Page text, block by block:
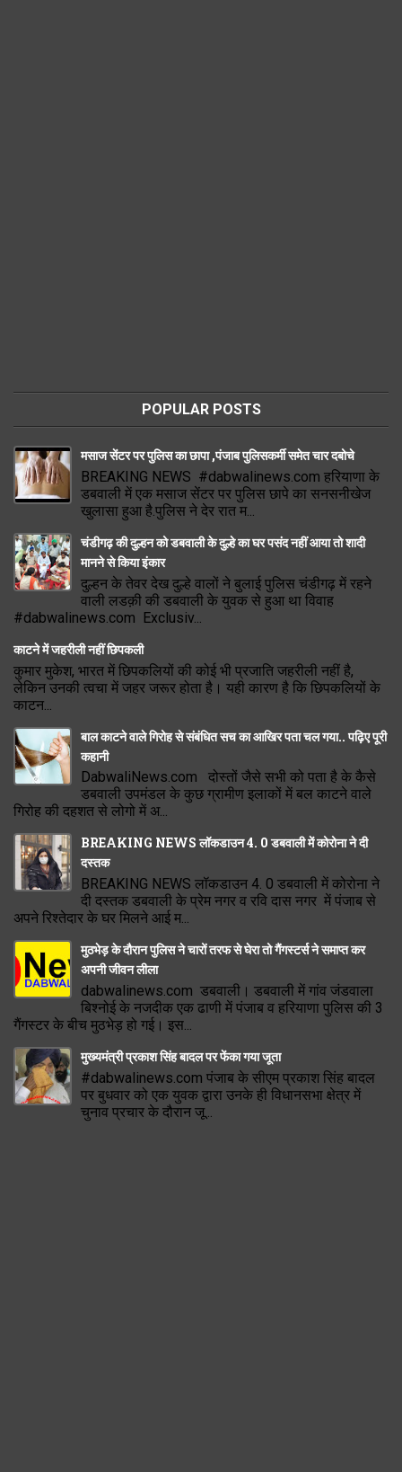
POPULAR POSTS
मसाज सेंटर पर पुलिस का छापा ,पंजाब पुलिसकर्मी समेत चार दबोचे
BREAKING NEWS #dabwalinews.com हरियाणा के
डबवाली में एक मसाज सेंटर पर पुलिस छापे का सनसनीखेज
खुलासा हुआ है.पुलिस ने देर रात म...
चंडीगढ़ की दुल्हन को डबवाली के दुल्हे का घर पसंद नहीं आया तो शादी
मानने से किया इंकार
दुल्हन के तेवर देख दुल्हे वालों ने बुलाई पुलिस चंडीगढ़ में रहने
वाली लडक़ी की डबवाली के युवक से हुआ था विवाह
#dabwalinews.com Exclusiv...
काटने में जहरीली नहीं छिपकली
कुमार मुकेश, भारत में छिपकलियों की कोई भी प्रजाति जहरीली नहीं है,
लेकिन उनकी त्वचा में जहर जरूर होता है। यही कारण है कि छिपकलियों के
काटन...
बाल काटने वाले गिरोह से संबंधित सच का आखिर पता चल गया.. पढ़िए पूरी
कहानी
DabwaliNews.com दोस्तों जैसे सभी को पता है के कैसे
डबवाली उपमंडल के कुछ ग्रामीण इलाकों में बल काटने वाले
गिरोह की दहशत से लोगो में अ...
BREAKING NEWS लॉकडाउन 4. 0 डबवाली में कोरोना ने दी
दस्तक
BREAKING NEWS लॉकडाउन 4. 0 डबवाली में कोरोना ने
दी दस्तक डबवाली के प्रेम नगर व रवि दास नगर में पंजाब से
अपने रिश्तेदार के घर मिलने आई म...
मुठभेड़ के दौरान पुलिस ने चारों तरफ से घेरा तो गैंगस्टर्स ने समाप्त कर
अपनी जीवन लीला
dabwalinews.com डबवाली। डबवाली में गांव जंडवाला
बिश्नोई के नजदीक एक ढाणी में पंजाब व हरियाणा पुलिस की 3
गैंगस्टर के बीच मुठभेड़ हो गई। इस...
मुख्यमंत्री प्रकाश सिंह बादल पर फेंका गया जूता
#dabwalinews.com पंजाब के सीएम प्रकाश सिंह बादल
पर बुधवार को एक युवक द्वारा उनके ही विधानसभा क्षेत्र में
चुनाव प्रचार के दौरान जू...